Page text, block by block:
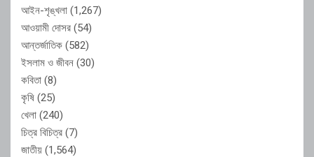
আইন-শৃঙ্খলা (1,267)
আওয়ামী দোসর (54)
আন্তর্জাতিক (582)
ইসলাম ও জীবন (30)
কবিতা (8)
কৃষি (25)
খেলা (240)
চিত্র বিচিত্র (7)
জাতীয় (1,564)